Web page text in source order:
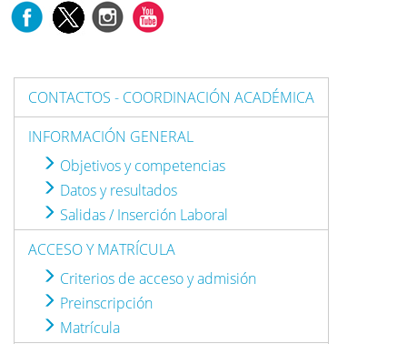
CONTACTOS - COORDINACIÓN ACADÉMICA
INFORMACIÓN GENERAL
Objetivos y competencias
Datos y resultados
Salidas / Inserción Laboral
ACCESO Y MATRÍCULA
Criterios de acceso y admisión
Preinscripción
Matrícula